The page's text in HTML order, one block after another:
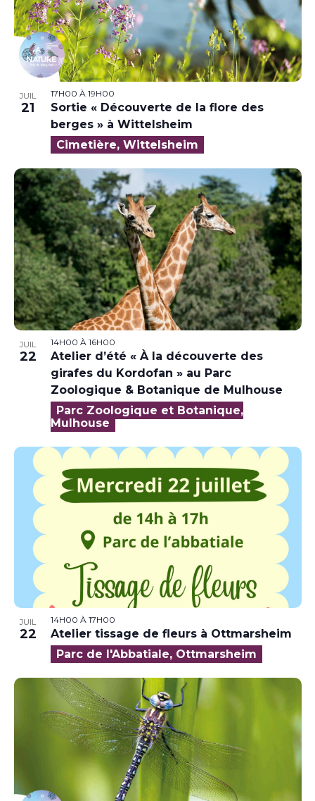
JUIL
21
17H00 À 19H00
Sortie « Découverte de la flore des
berges » à Wittelsheim
Cimetière, Wittelsheim
JUIL
22
14H00 À 16H00
Atelier d’été « À la découverte des
girafes du Kordofan » au Parc
Zoologique & Botanique de Mulhouse
Parc Zoologique et Botanique,
Mulhouse
JUIL
22
14H00 À 17H00
Atelier tissage de fleurs à Ottmarsheim
Parc de l'Abbatiale, Ottmarsheim